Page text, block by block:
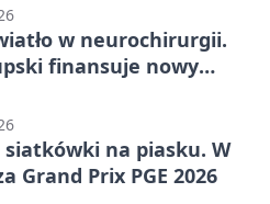
w neurochirurgii.
finansuje nowy
siatkówki na piasku. W
Grand Prix PGE 2026